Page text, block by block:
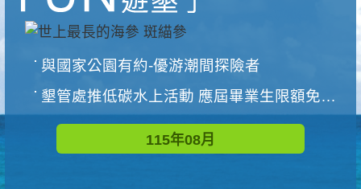
與國家公園有約-優游潮間探險者
墾管處推低碳水上活動 應屆畢業生限額免費參加
115年08月